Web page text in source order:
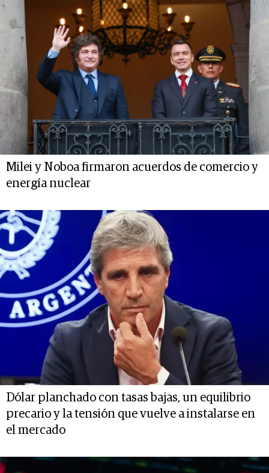
Milei y Noboa firmaron acuerdos de comercio y
energía nuclear
Dólar planchado con tasas bajas, un equilibrio
precario y la tensión que vuelve a instalarse en
el mercado